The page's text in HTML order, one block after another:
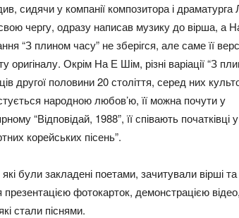
сидячи у компанії композитора і драматурга
чергу, одразу написав музику до вірша, а
“З плином часу” не зберігся, але саме її
оригіналу. Окрім На Е Шім, різні варіації “З
другої половини 20 століття, серед них
народною любов’ю, її можна почути у
“Відповідай, 1988”, її співають початківці
корейських пісень”.
були закладені поетами, зачитували вірші та
фотокарток, демонстрацією
стали піснями.